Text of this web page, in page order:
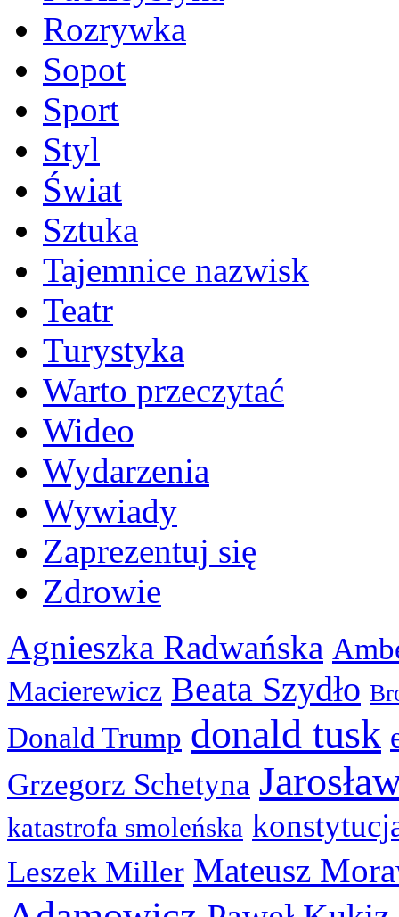
Rozrywka
Sopot
Sport
Styl
Świat
Sztuka
Tajemnice nazwisk
Teatr
Turystyka
Warto przeczytać
Wideo
Wydarzenia
Wywiady
Zaprezentuj się
Zdrowie
Agnieszka Radwańska
Macierewicz Beata Szydło
Donald Trump donald tusk
Grzegorz Schetyna
katastrofa smoleńska
Leszek Miller Mateusz